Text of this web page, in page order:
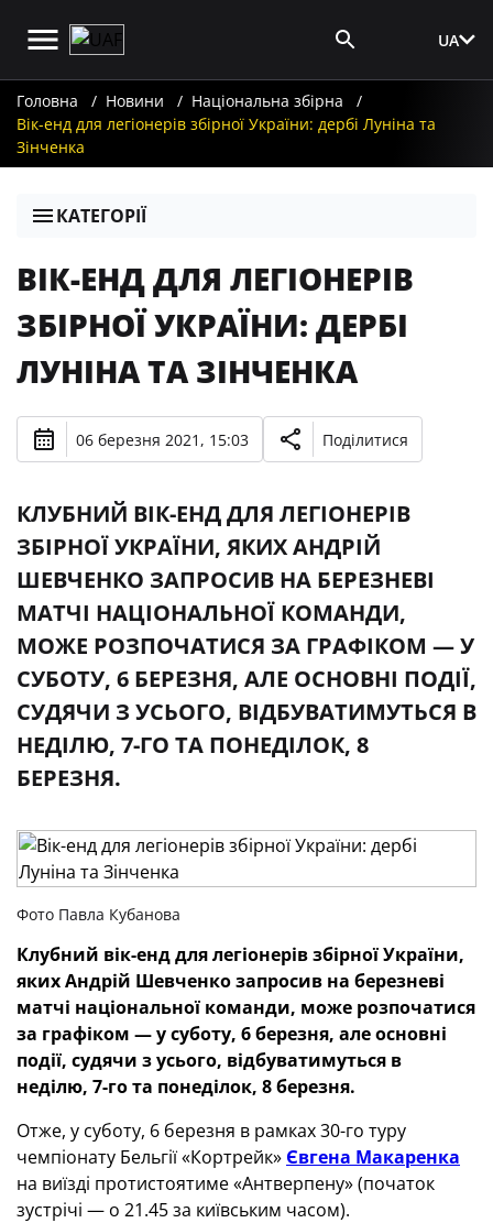
UA
Головна Новини
Національна збірна
Вік-енд для легіонерів збірної України: дербі Луніна та
Зінченка
КАТЕГОРІЇ
ВІК-ЕНД ДЛЯ ЛЕГІОНЕРІВ
ЗБІРНОЇ УКРАЇНИ: ДЕРБІ
ЛУНІНА ТА ЗІНЧЕНКА
06 березня 2021, 15:03 Поділитися
КЛУБНИЙ ВІК-ЕНД ДЛЯ ЛЕГІОНЕРІВ
ЗБІРНОЇ УКРАЇНИ, ЯКИХ АНДРІЙ
ШЕВЧЕНКО ЗАПРОСИВ НА БЕРЕЗНЕВІ
МАТЧІ НАЦІОНАЛЬНОЇ КОМАНДИ,
МОЖЕ РОЗПОЧАТИСЯ ЗА ГРАФІКОМ — У
СУБОТУ, 6 БЕРЕЗНЯ, АЛЕ ОСНОВНІ ПОДІЇ,
СУДЯЧИ З УСЬОГО, ВІДБУВАТИМУТЬСЯ В
НЕДІЛЮ, 7-ГО ТА ПОНЕДІЛОК, 8
БЕРЕЗНЯ.
Фото Павла Кубанова
Клубний вік-енд для легіонерів збірної України,
яких Андрій Шевченко запросив на березневі
матчі національної команди, може розпочатися
за графіком — у суботу, 6 березня, але основні
події, судячи з усього, відбуватимуться в
неділю, 7-го та понеділок, 8 березня.
Отже, у суботу, 6 березня в рамках 30-го туру
чемпіонату Бельгії «Кортрейк» Євгена Макаренка
на виїзді протистоятиме «Антверпену» (початок
зустрічі — о 21.45 за київським часом).